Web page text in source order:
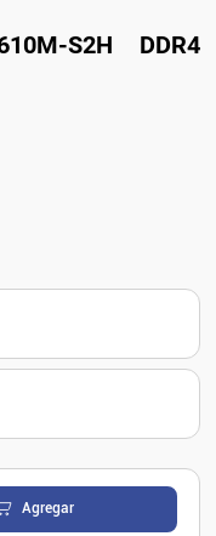
S2H DDR4
Agregar